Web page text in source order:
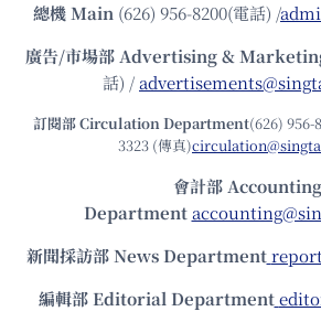
總機Main (626) 956-8200(電話) /
廣告/市場部Advertising &
話) /
訂閱部 Circulation Department(626) 956-
3323 (傳真)
會計部 Accounting
Department
新聞採訪部 News Department
編輯部 Editorial Department